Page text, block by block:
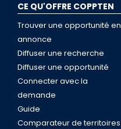
CE QU'OFFRE COPPTEN
Trouver une opportunité en
annonce
Diffuser une recherche
Diffuser une opportunité
Connecter avec la
demande
Guide
Comparateur de territoires